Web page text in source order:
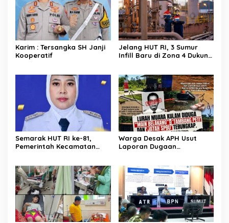
Karim : Tersangka SH Janji
Kooperatif
Jelang HUT RI, 3 Sumur
Infill Baru di Zona 4 Dukung
Semarak HUT RI ke-81,
Pemerintah Kecamatan
Warga Desak APH Usut
Laporan Dugaan